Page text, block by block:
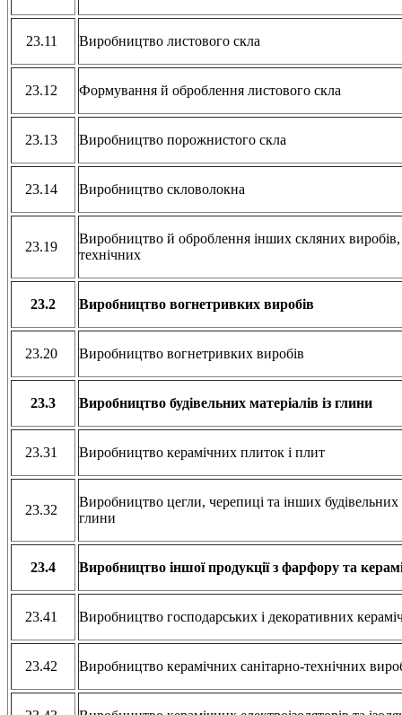
23.11 Виробництво листового скла
23.12 Формування й оброблення листового скла
23.13 Виробництво порожнистого скла
23.14 Виробництво скловолокна
23.19
Виробництво й оброблення інших скляних виробів,
технічних
23.2 Виробництво вогнетривких виробів
23.20 Виробництво вогнетривких виробів
23.3 Виробництво будівельних матеріалів із глини
23.31 Виробництво керамічних плиток і плит
23.32
Виробництво цегли, черепиці та інших будівельних
глини
23.4 Виробництво іншої продукції з фарфору та
23.41 Виробництво господарських і декоративних
23.42 Виробництво керамічних санітарно-технічних